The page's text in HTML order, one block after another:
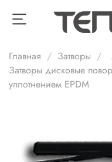
Главная Затворы
Затворы дисковые
уплотнением EPDM